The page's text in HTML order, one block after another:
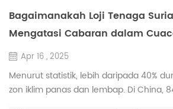
Bagaimanakah Loji Tenaga
Mengatasi Cabaran dalam
Apr 16 , 2025
Menurut statistik, lebih daripada 40%
zon iklim panas dan lembap. Di China,